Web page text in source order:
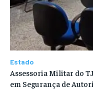
Estado
Assessoria Militar do
em Segurança de